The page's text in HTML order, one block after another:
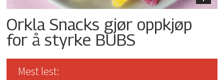
Orkla Snacks gjør oppkjøp
for å styrke BUBS
Mest lest: